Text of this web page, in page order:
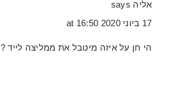
אליה says
17 ביוני 2020 at 16:50
הי חן על איזה מיטבל את ממליצה לייד ?